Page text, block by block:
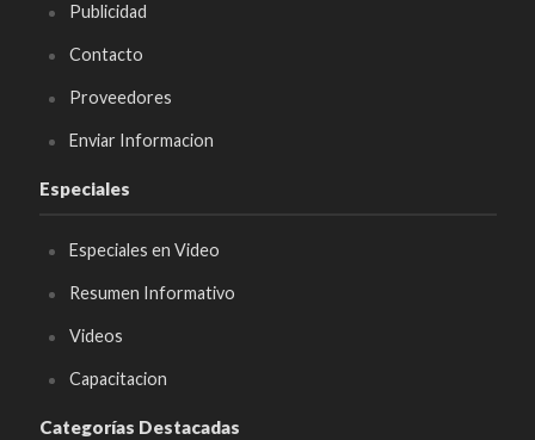
Publicidad
Contacto
Proveedores
Enviar Informacion
Especiales
Especiales en Video
Resumen Informativo
Videos
Capacitacion
Categorías Destacadas